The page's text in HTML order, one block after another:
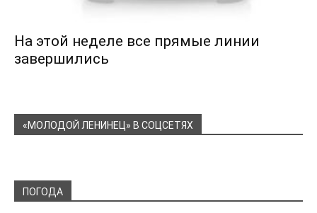
На этой неделе все прямые линии
завершились
«МОЛОДОЙ ЛЕНИНЕЦ» В СОЦСЕТЯХ
ПОГОДА